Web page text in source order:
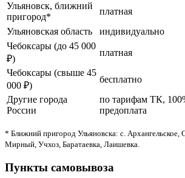
Ульяновск, ближний
пригород*
платная
Ульяновская область
индивидуально
Чебоксары (до 45 000
₽)
платная
Чебоксары (свыше 45
000 ₽)
бесплатно
Другие города
России
по тарифам ТК,
предоплата
* Ближний пригород Ульяновска: с. Архангельское,
Мирный, Учхоз, Баратаевка, Лаишевка.
Пункты самовывоза